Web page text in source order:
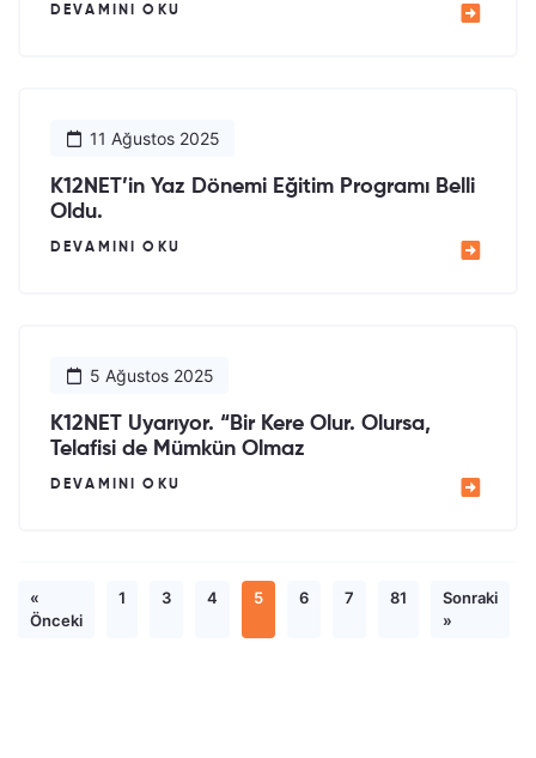
DEVAMINI OKU
11 Ağustos 2025
K12NET’in Yaz Dönemi Eğitim Programı Belli
Oldu.
DEVAMINI OKU
5 Ağustos 2025
K12NET Uyarıyor. “Bir Kere Olur. Olursa,
Telafisi de Mümkün Olmaz
DEVAMINI OKU
«
Önceki
1 3 4 5 6 7 81
Sonraki
»